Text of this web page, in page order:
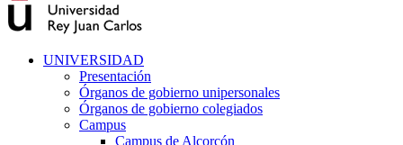
UNIVERSIDAD
Presentación
Órganos de gobierno unipersonales
Órganos de gobierno colegiados
Campus
Campus de Alcorcón